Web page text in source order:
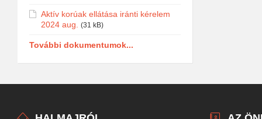
Aktív korúak ellátása iránti kérelem
2024 aug. (31 kB)
További dokumentumok...